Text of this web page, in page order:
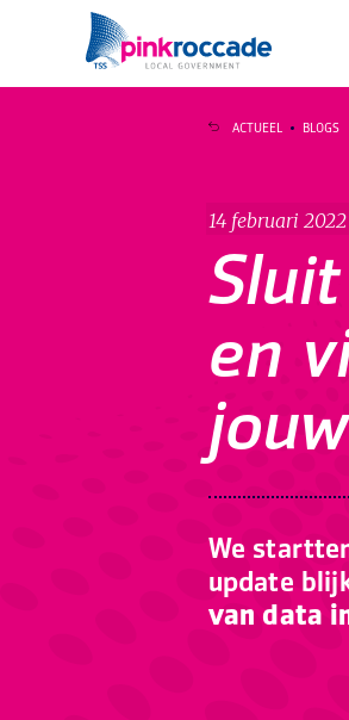
14 februari
en
We
update
van data
ACTUEEL BLOGS